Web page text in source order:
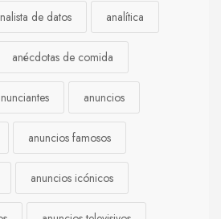
de datos analítica
anécdotas de comida
anuncios
anuncios famosos
anuncios icónicos